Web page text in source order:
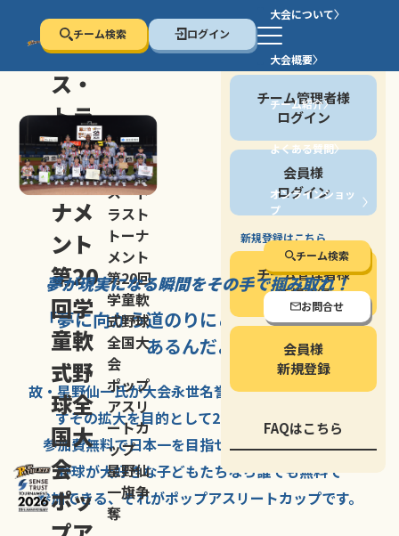
チーム検索 ログイン
大会について
大会概要
チーム紹介
よくある質問
オンラインショッ
プ
チーム検索
お問合せ
停止する
セン
ス・
トラ
スト
トー
ナメ
ント
第20
回学
童軟
式野
球全
国大
会
ポッ
セン
ス・ト
ラスト
トーナ
メント
第20回
学童軟
式野球
全国大
会
ポップ
アスリ
ートカ
ップ
星野仙
一旗争
奪
会員の方
チーム管理者様
ログイン
会員様
ログイン
新規登録はこちら
チーム管理者様
新規登録
会員様
新規登録
FAQはこちら
夢が現実になる瞬間をその手で掴み取れ！
「夢に向かう道のりにこそ大きな意味が
あるんだよ」
故・星野仙一氏が大会永世名誉会長を務める、野球の
すその拡大を目的として2007年に
参加費無料で日本一を目指せる唯一の野球大会。
野球が大好きな子どもたちなら誰でも無料で
参加できる、それがポップアスリートカップです。